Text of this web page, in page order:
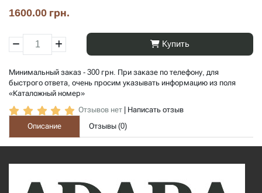
1600.00 грн.
Купить
Минимальный заказ - 300 грн. При заказе по телефону, для
быстрого ответа, очень просим указывать информацию из поля
«Каталожный номер»
Отзывов нет
Написать отзыв
Описание
Отзывы (0)